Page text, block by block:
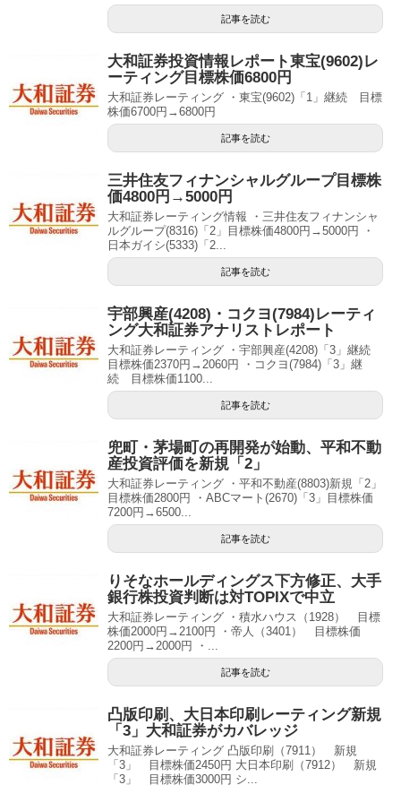
記事を読む
大和証券投資情報レポート東宝(9602)レ
ーティング目標株価6800円
大和証券レーティング ・東宝(9602)「1」継続 目標
株価6700円→6800円
記事を読む
三井住友フィナンシャルグループ目標株
価4800円→5000円
大和証券レーティング情報 ・三井住友フィナンシャ
ルグループ(8316)「2」目標株価4800円→5000円 ・
日本ガイシ(5333)「2...
記事を読む
宇部興産(4208)・コクヨ(7984)レーティ
ング大和証券アナリストレポート
大和証券レーティング ・宇部興産(4208)「3」継続
目標株価2370円→2060円 ・コクヨ(7984)「3」継
続 目標株価1100...
記事を読む
兜町・茅場町の再開発が始動、平和不動
産投資評価を新規「2」
大和証券レーティング ・平和不動産(8803)新規「2」
目標株価2800円 ・ABCマート(2670)「3」目標株価
7200円→6500...
記事を読む
りそなホールディングス下方修正、大手
銀行株投資判断は対TOPIXで中立
大和証券レーティング ・積水ハウス（1928） 目標
株価2000円→2100円 ・帝人（3401） 目標株価
2200円→2000円 ・...
記事を読む
凸版印刷、大日本印刷レーティング新規
「3」大和証券がカバレッジ
大和証券レーティング 凸版印刷（7911） 新規
「3」 目標株価2450円 大日本印刷（7912） 新規
「3」 目標株価3000円 シ...